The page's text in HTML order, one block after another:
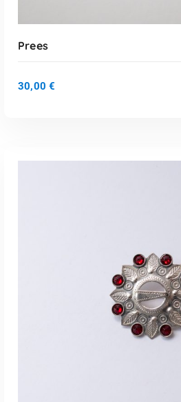
LISA KORVI
Prees
30,00 €